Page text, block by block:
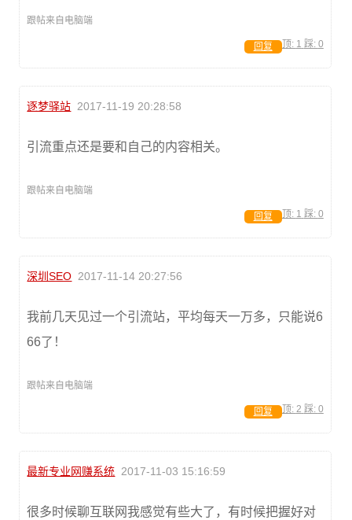
跟帖来自电脑端
顶: 1 踩: 0
回复
逐梦驿站 2017-11-19 20:28:58
引流重点还是要和自己的内容相关。
跟帖来自电脑端
顶: 1 踩: 0
回复
深圳SEO 2017-11-14 20:27:56
我前几天见过一个引流站，平均每天一万多，只能说6
66了！
跟帖来自电脑端
顶: 2 踩: 0
回复
最新专业网赚系统 2017-11-03 15:16:59
很多时候聊互联网我感觉有些大了，有时候把握好对